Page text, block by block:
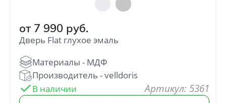
от 7 990 руб.
Дверь Flat глухое эмаль
: 5361